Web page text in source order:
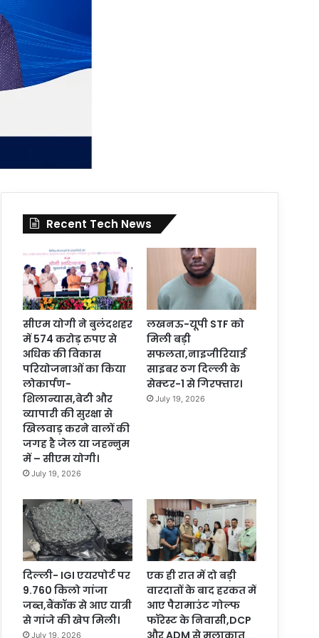
Recent Tech News
सीएम योगी ने बुलंदशहर
में 574 करोड़ रुपए से
अधिक की विकास
परियोजनाओं का किया
लोकार्पण-
शिलान्यास,बेटी और
व्यापारी की सुरक्षा से
खिलवाड़ करने वालों की
जगह है जेल या जहन्नुम
में – सीएम योगी।
July 19, 2026
लखनऊ-यूपी STF को
मिली बड़ी
सफलता,नाइजीरियाई
साइबर ठग दिल्ली के
सेक्टर-1 से गिरफ्तार।
July 19, 2026
दिल्ली- IGI एयरपोर्ट पर
9.760 किलो गांजा
जब्त,बैंकॉक से आए यात्री
से गांजे की खेप मिली।
July 19, 2026
एक ही रात में दो बड़ी
वारदातों के बाद हरकत में
आए पैरामाउंट गोल्फ
फॉरेस्ट के निवासी,DCP
और ADM से मुलाकात